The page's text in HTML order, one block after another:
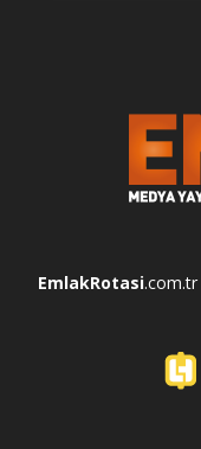
EmlakRotasi.com.tr